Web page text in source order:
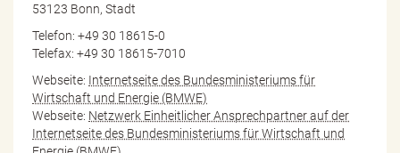
53123 Bonn, Stadt
Telefon: +49 30 18615-0
Telefax: +49 30 18615-7010
Webseite: Internetseite des Bundesministeriums für
Wirtschaft und Energie (BMWE)
Webseite: Netzwerk Einheitlicher Ansprechpartner auf der
Internetseite des Bundesministeriums für Wirtschaft und